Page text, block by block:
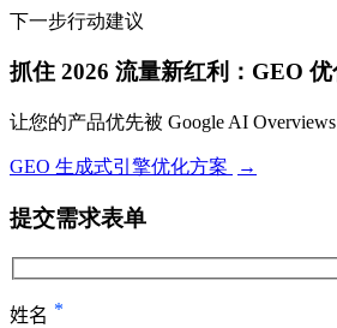
下一步行动建议
抓住 2026 流量新红利：GEO 优
让您的产品优先被 Google AI
GEO 生成式引擎优化方案 →
提交需求表单
姓名 *